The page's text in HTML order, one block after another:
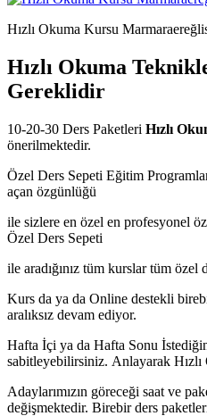
Hızlı Okuma Kursu
Hızlı Okuma
Gereklidir
10-20-30 Ders Paketleri Hızlı
önerilmektedir.
Özel Ders Sepeti Eğitim
açan özgünlüğü
ile sizlere en özel en profesyonel
Özel Ders Sepeti
ile aradığınız tüm kurslar tüm özel
Kurs da ya da Online destekli
aralıksız devam ediyor.
Hafta İçi ya da Hafta Sonu
sabitleyebilirsiniz. Anlayarak
Adaylarımızın göreceği saat ve
değişmektedir. Birebir ders